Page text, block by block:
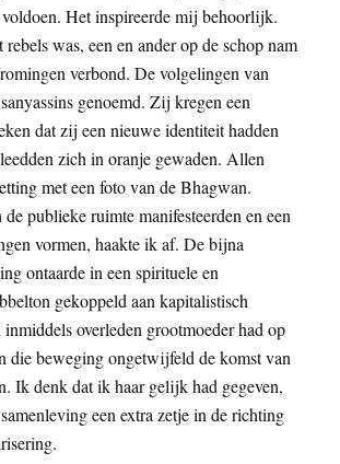
Het inspireerde mij behoorlijk.
was, een en ander op de schop nam
verbond. De volgelingen van
genoemd. Zij kregen een
dat zij een nieuwe identiteit hadden
zich in oranje gewaden. Allen
met een foto van de Bhagwan.
publieke ruimte manifesteerden en een
vormen, haakte ik af. De bijna
ontaarde in een spirituele en
gekoppeld aan kapitalistisch
overleden grootmoeder had op
die beweging ongetwijfeld de komst van
Ik denk dat ik haar gelijk had gegeven,
een extra zetje in de richting